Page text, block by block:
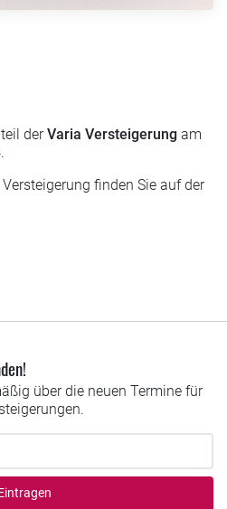
derVaria Versteigerung am
finden Sie auf der
über die neuen Termine für